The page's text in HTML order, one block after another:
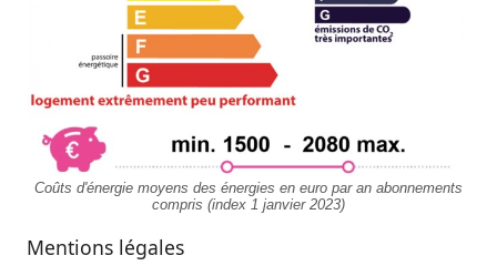
Coûts d'énergie moyens des énergies en euro par an abonnements
compris (index 1 janvier 2023)
Mentions légales